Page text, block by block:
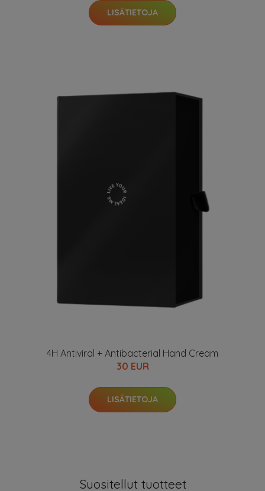
LISÄTIETOJA
4H Antiviral + Antibacterial Hand Cream
30 EUR
LISÄTIETOJA
Suositellut tuotteet